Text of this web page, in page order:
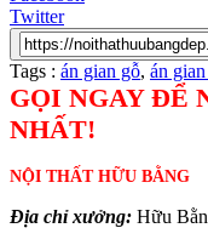
Twitter
Tags : án gian gỗ, án
GỌI NGAY ĐỂ
NHẤT!
NỘI THẤT HỮU BẰNG
Địa chỉ xưởng: Hữu